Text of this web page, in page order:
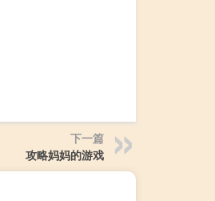
下一篇
攻略妈妈的游戏